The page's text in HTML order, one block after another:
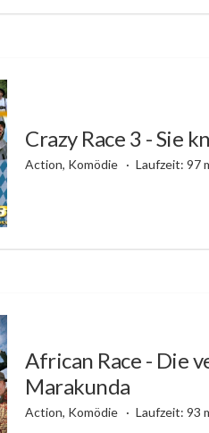
Crazy Race 3 - Sie
Action, Komödie Laufzeit: 97
African Race - Die
Marakunda
Action, Komödie Laufzeit: 93